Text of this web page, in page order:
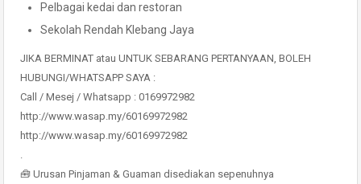
Pelbagai kedai dan restoran
Sekolah Rendah Klebang Jaya
JIKA BERMINAT atau UNTUK SEBARANG PERTANYAAN, BOLEH
HUBUNGI/WHATSAPP SAYA :
Call / Mesej / Whatsapp : 0169972982
http://www.wasap.my/60169972982
http://www.wasap.my/60169972982
.
🧰 Urusan Pinjaman & Guaman disediakan sepenuhnya